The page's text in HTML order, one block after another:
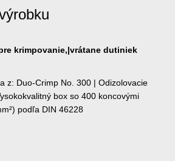
krimpovanie,|vrátane dutiniek
z: Duo-Crimp No. 300 | Odizolovacie
box so 400 koncovými
podľa DIN 46228